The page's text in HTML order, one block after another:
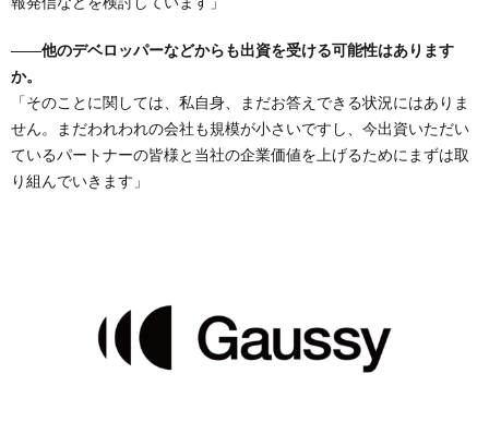
――他のデベロッパーなどからも出資を受ける可能性はあります
か。
「そのことに関しては、私自身、まだお答えできる状況にはありま
せん。まだわれわれの会社も規模が小さいですし、今出資いただい
ているパートナーの皆様と当社の企業価値を上げるためにまずは取
り組んでいきます」